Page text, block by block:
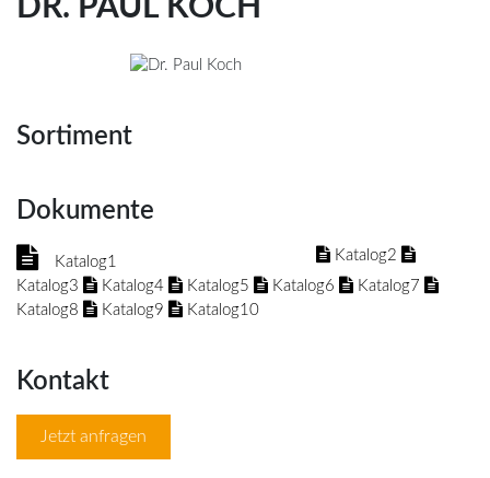
DR. PAUL KOCH
Sortiment
Dokumente
Katalog1
Katalog2
Katalog3
Katalog4 Katalog5 Katalog6
Katalog7
Katalog8
Katalog9 Katalog10
Kontakt
Jetzt anfragen